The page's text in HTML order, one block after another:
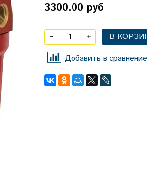
3300.00 руб
В
Добавить в сравнение